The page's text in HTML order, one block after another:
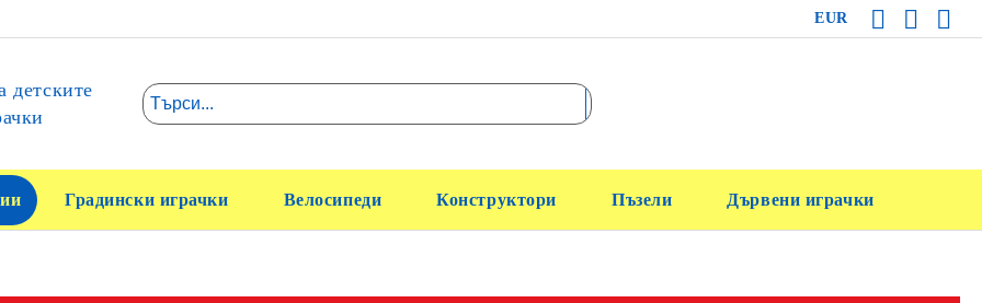
EUR
детските
Градински играчки Велосипеди Конструктори Пъзели Дървени играчки